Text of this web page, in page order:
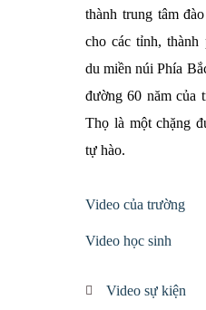
thành trung tâm
cho các tỉnh,
du miền núi Phía
đường 60 năm của
Thọ là một chặng
tự hào.
Video của trường
Video học sinh
Video sự kiện